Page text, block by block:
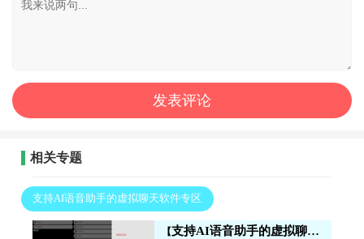
相关专题
支持AI语音助手的虚拟聊天软件专区
支持AI语音助手的虚拟聊天软件专区